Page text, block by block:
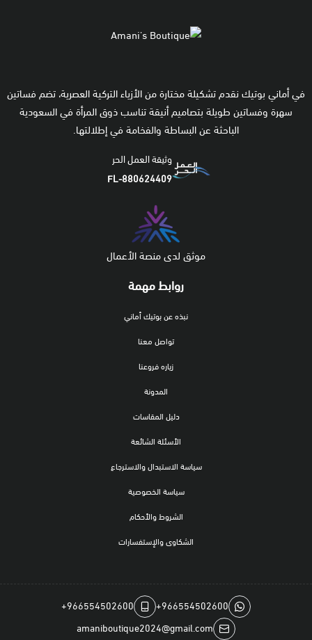
روابط مهمة
نبذه عن بوتيك أماني
تواصل معنا
زياره فروعنا
المدونة
دليل المقاسات
الأسئلة الشائعة
سياسة الاستبدال والاسترجاع
سياسة الخصوصية
الشروط والأحكام
الشكاوى والإستفسارات
في أماني بوتيك نقدم تشكيلة مختارة من الأزياء التركية العصرية، تضم فساتين
سهرة وفساتين طويلة بتصاميم أنيقة تناسب ذوق المرأة في السعودية
الباحثة عن البساطة والفخامة في إطلالتها.
وثيقة العمل الحر
FL-880624409
موثق لدى منصة الأعمال
+966554502600
+966554502600
amaniboutique2024@gmail.com